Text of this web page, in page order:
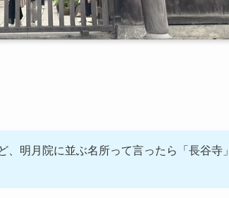
、明月院に並ぶ名所って言ったら「長谷寺」